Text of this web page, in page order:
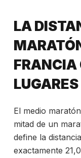
LA
FRANCIA
El medio
mitad de un
define la
exactamente